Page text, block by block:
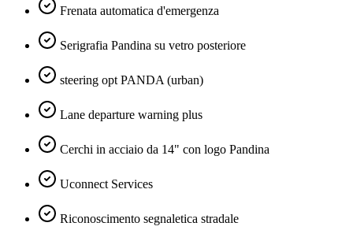
Frenata automatica d'emergenza
Serigrafia Pandina su vetro posteriore
steering opt PANDA (urban)
Lane departure warning plus
Cerchi in acciaio da 14" con logo Pandina
Uconnect Services
Riconoscimento segnaletica stradale